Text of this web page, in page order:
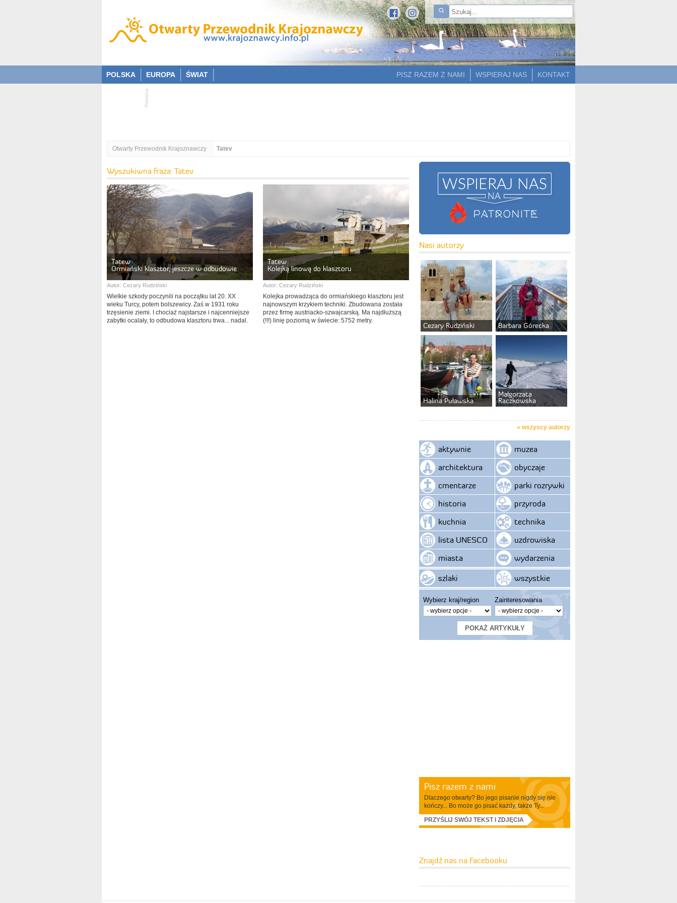
POLSKA EUROPA ŚWIAT KONTAKT
WSPIERAJ NAS
PISZ RAZEM Z NAMI
Otwarty Przewodnik Krajoznawczy Tatev
Wyszukiwna fraza: Tatev
Tatew
Ormiański klasztor, jeszcze w odbudowie
Autor: Cezary Rudziński
Wielkie szkody poczynili na początku lat 20. XX
wieku Turcy, potem bolszewicy. Zaś w 1931 roku
trzęsienie ziemi. I chociaż najstarsze i najcenniejsze
zabytki ocalały, to odbudowa klasztoru trwa... nadal.
Tatew
Kolejką linową do klasztoru
Autor: Cezary Rudziński
Kolejka prowadząca do ormiańskiego klasztoru jest
najnowszym krzykiem techniki. Zbudowana została
przez firmę austriacko-szwajcarską. Ma najdłuższą
(!!!) linię poziomą w świecie: 5752 metry.
Nasi autorzy
Cezary Rudziński Barbara Górecka
Halina Puławska
Małgorzata
Raczkowska
» wszyscy autorzy
aktywnie
architektura
cmentarze
historia
kuchnia
lista UNESCO
miasta
szlaki
muzea
obyczaje
parki rozrywki
przyroda
technika
uzdrowiska
wydarzenia
wszystkie
Wybierz kraj/region Zainteresowania
Pisz razem z nami
Dlaczego otwarty? Bo jego pisanie nigdy się nie
kończy... Bo może go pisać każdy, także Ty...
PRZYŚLIJ SWÓJ TEKST I ZDJĘCIA
Znajdź nas na Facebooku